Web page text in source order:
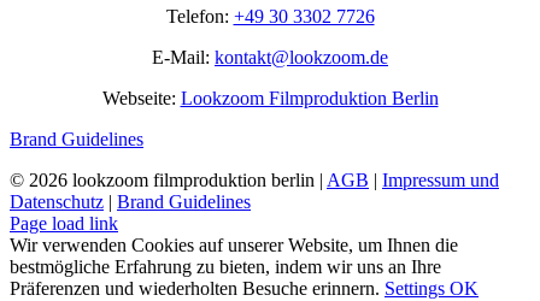
Telefon: +49 30 3302 7726
E-Mail: kontakt@lookzoom.de
Webseite: Lookzoom Filmproduktion Berlin
Brand Guidelines
© 2026 lookzoom filmproduktion berlin | AGB | Impressum und
Datenschutz | Brand Guidelines
Facebook
Vimeo
YouTube
Instagram
Page load link
Wir verwenden Cookies auf unserer Website, um Ihnen die
bestmögliche Erfahrung zu bieten, indem wir uns an Ihre
Präferenzen und wiederholten Besuche erinnern. Settings OK